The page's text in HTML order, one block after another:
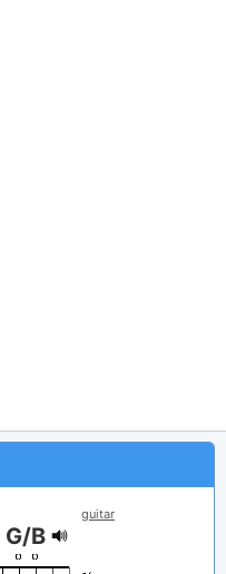
guitar
G/B